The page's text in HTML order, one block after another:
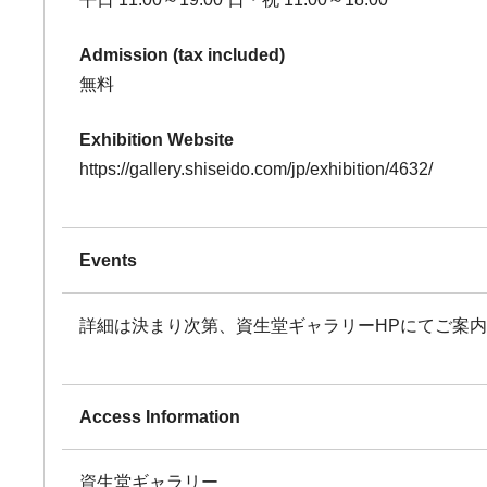
Admission (tax included)
無料
Exhibition Website
https://gallery.shiseido.com/jp/exhibition/4632/
Events
詳細は決まり次第、資生堂ギャラリーHPにてご案内
Access Information
資生堂ギャラリー